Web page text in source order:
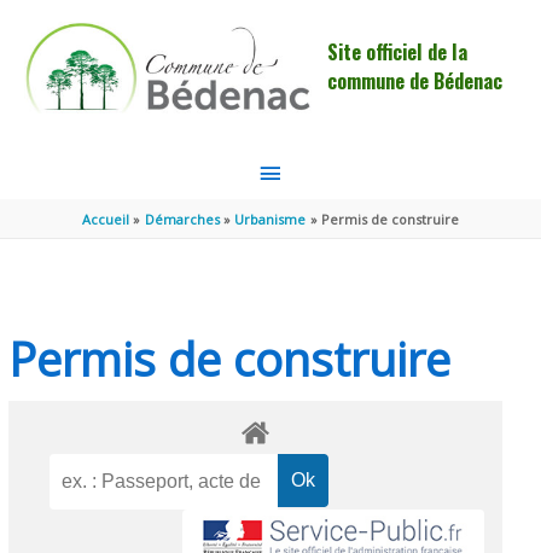
Site officiel de la
commune de Bédenac
MENU
PRINCIPAL
Accueil Démarches Urbanisme Permis de construire
Permis de construire